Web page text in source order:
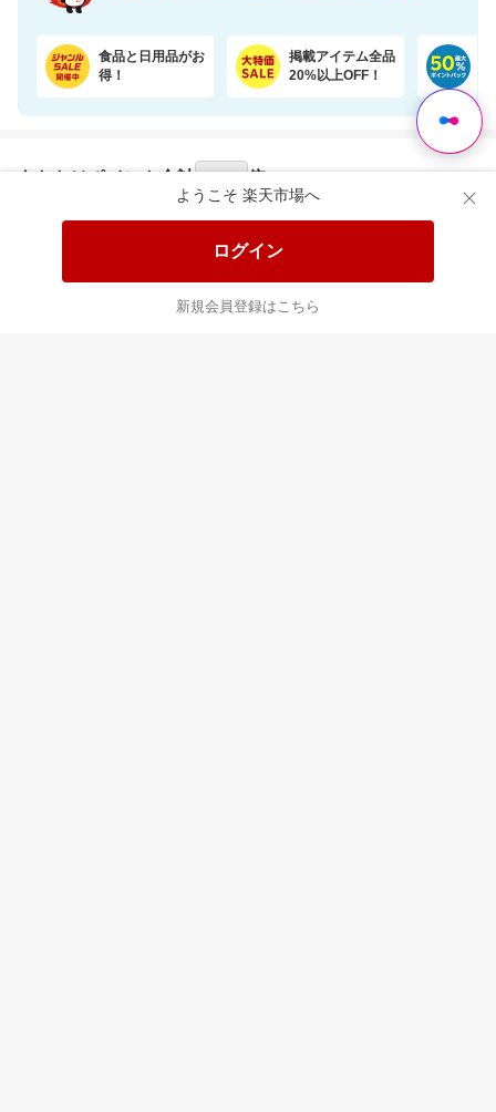
ようこそ 楽天市場へ
ログイン
新規会員登録はこちら
食品と日用品がお
得！
掲載アイテム全品
20%以上OFF！
あなたはポイント 合計 倍